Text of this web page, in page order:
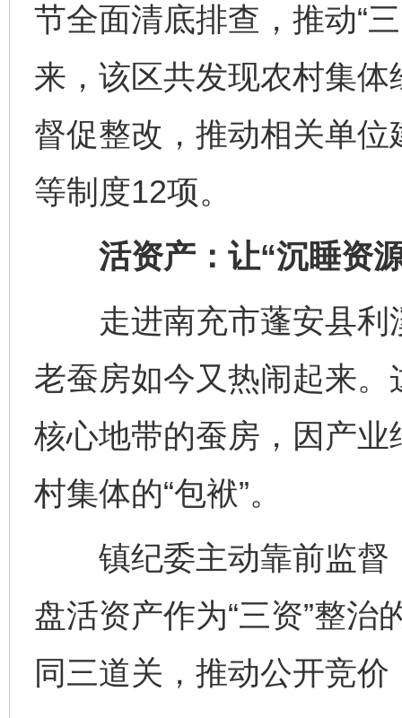
节全面清底排查，推动“
来，该区共发现农村集
督促整改，推动相关单
等制度12项。
活资产：让“沉睡资源
走进南充市蓬安县利
老蚕房如今又热闹起来
核心地带的蚕房，因产
村集体的“包袱”。
镇纪委主动靠前监督
盘活资产作为“三资”整
同三道关，推动公开竞